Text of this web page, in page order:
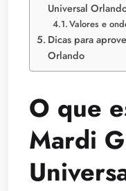
Universal
Valores e
Dicas para
Orlando
O que
Mardi